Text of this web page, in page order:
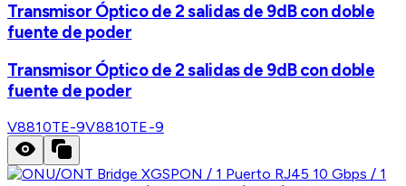
Transmisor Óptico de 2 salidas de 9dB con doble
fuente de poder
Transmisor Óptico de 2 salidas de 9dB con doble
fuente de poder
V8810TE-9V8810TE-9